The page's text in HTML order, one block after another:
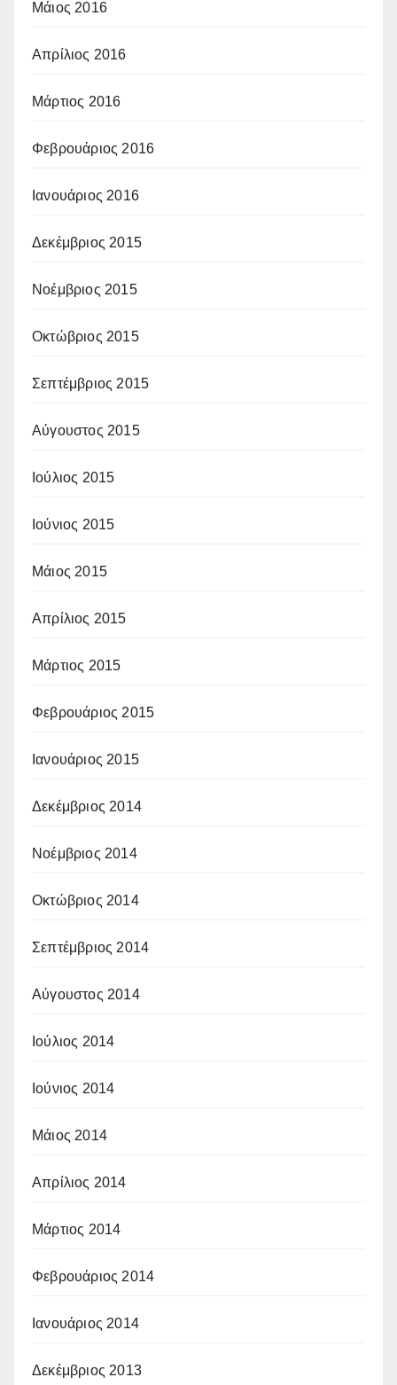
Μάιος 2016
Απρίλιος 2016
Μάρτιος 2016
Φεβρουάριος 2016
Ιανουάριος 2016
Δεκέμβριος 2015
Νοέμβριος 2015
Οκτώβριος 2015
Σεπτέμβριος 2015
Αύγουστος 2015
Ιούλιος 2015
Ιούνιος 2015
Μάιος 2015
Απρίλιος 2015
Μάρτιος 2015
Φεβρουάριος 2015
Ιανουάριος 2015
Δεκέμβριος 2014
Νοέμβριος 2014
Οκτώβριος 2014
Σεπτέμβριος 2014
Αύγουστος 2014
Ιούλιος 2014
Ιούνιος 2014
Μάιος 2014
Απρίλιος 2014
Μάρτιος 2014
Φεβρουάριος 2014
Ιανουάριος 2014
Δεκέμβριος 2013